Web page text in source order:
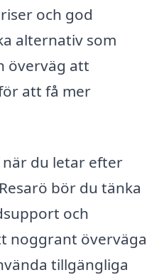
och god
alternativ som
överväg att
att få mer
du letar efter
bör du tänka
och
noggrant överväga
tillgängliga